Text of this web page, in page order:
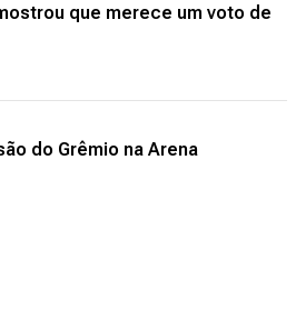
que merece um voto de
do Grêmio na Arena